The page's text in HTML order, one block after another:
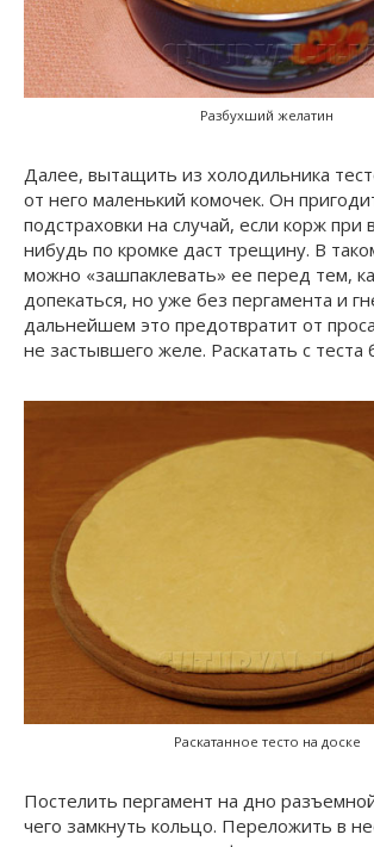
Разбухший желатин
Далее, вытащить из холодильника
от него маленький комочек. Он
подстраховки на случай, если корж при
нибудь по кромке даст трещину. В
можно «зашпаклевать» ее перед тем,
допекаться, но уже без пергамента и
дальнейшем это предотвратит от
не застывшего желе. Раскатать с теста
Раскатанное тесто на доске
Постелить пергамент на дно
чего замкнуть кольцо. Переложить в